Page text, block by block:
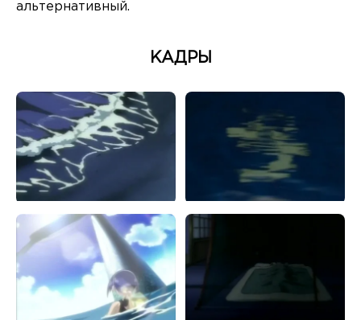
альтернативный.
КАДРЫ